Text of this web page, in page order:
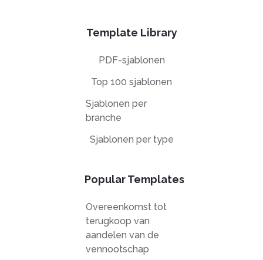
Template Library
PDF-sjablonen
Top 100 sjablonen
Sjablonen per
branche
Sjablonen per type
Popular Templates
Overeenkomst tot
terugkoop van
aandelen van de
vennootschap